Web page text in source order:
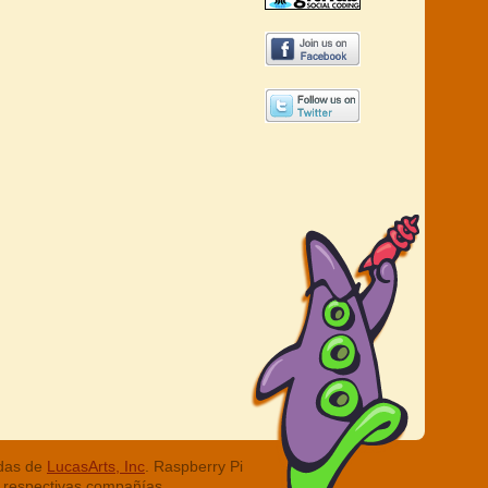
de LucasArts, Inc . Raspberry Pi